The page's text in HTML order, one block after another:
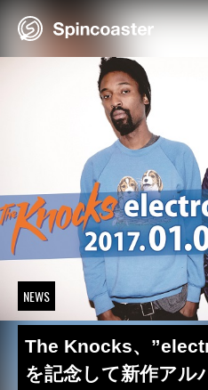
Skip
NEWS
The Knocks、
を記念して新作アル